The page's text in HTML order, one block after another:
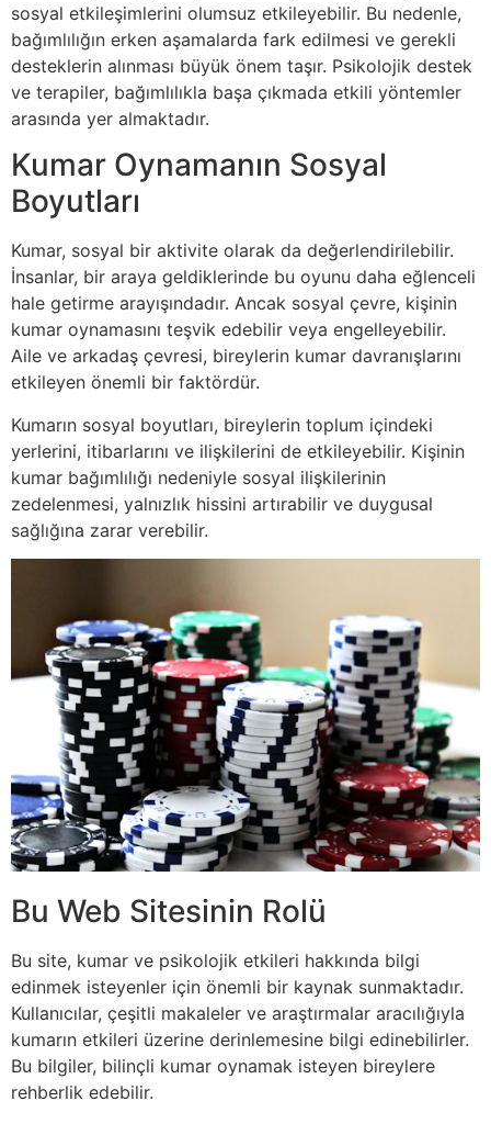
sosyal etkileşimlerini olumsuz etkileyebilir. Bu nedenle,
bağımlılığın erken aşamalarda fark edilmesi ve gerekli
desteklerin alınması büyük önem taşır. Psikolojik destek
ve terapiler, bağımlılıkla başa çıkmada etkili yöntemler
arasında yer almaktadır.
Kumar Oynamanın Sosyal
Boyutları
Kumar, sosyal bir aktivite olarak da değerlendirilebilir.
İnsanlar, bir araya geldiklerinde bu oyunu daha eğlenceli
hale getirme arayışındadır. Ancak sosyal çevre, kişinin
kumar oynamasını teşvik edebilir veya engelleyebilir.
Aile ve arkadaş çevresi, bireylerin kumar davranışlarını
etkileyen önemli bir faktördür.
Kumarın sosyal boyutları, bireylerin toplum içindeki
yerlerini, itibarlarını ve ilişkilerini de etkileyebilir. Kişinin
kumar bağımlılığı nedeniyle sosyal ilişkilerinin
zedelenmesi, yalnızlık hissini artırabilir ve duygusal
sağlığına zarar verebilir.
Bu Web Sitesinin Rolü
Bu site, kumar ve psikolojik etkileri hakkında bilgi
edinmek isteyenler için önemli bir kaynak sunmaktadır.
Kullanıcılar, çeşitli makaleler ve araştırmalar aracılığıyla
kumarın etkileri üzerine derinlemesine bilgi edinebilirler.
Bu bilgiler, bilinçli kumar oynamak isteyen bireylere
rehberlik edebilir.